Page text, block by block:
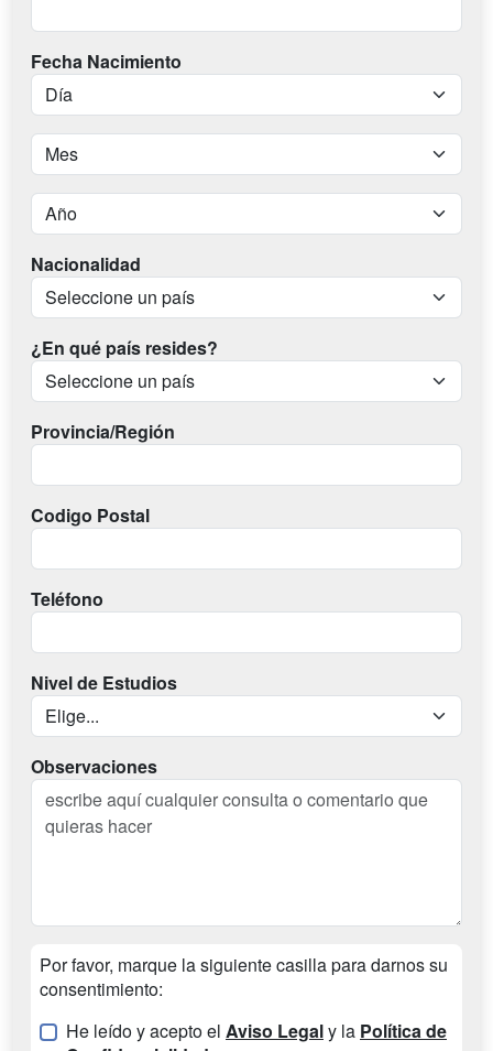
Fecha Nacimiento
Nacionalidad
¿En qué país resides?
Provincia/Región
Codigo Postal
Teléfono
Nivel de Estudios
Observaciones
Por favor, marque la siguiente casilla para darnos su
consentimiento:
He leído y acepto el Aviso Legaly la Política de